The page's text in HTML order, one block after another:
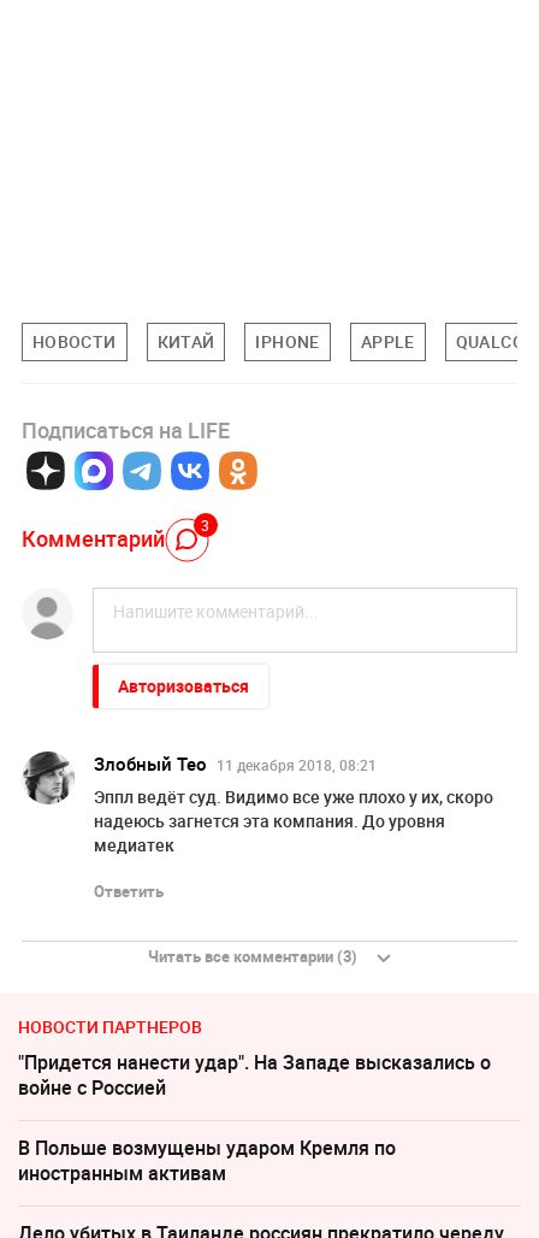
НОВОСТИ КИТАЙ IPHONE APPLE
Подписаться на LIFE
Комментарий 3
Авторизоваться
Злобный Тео 11 декабря 2018, 08:21
Эппл ведёт суд. Видимо все уже плохо у их, скоро
надеюсь загнется эта компания. До уровня
медиатек
Ответить
Читать все комментарии (3)
НОВОСТИ ПАРТНЕРОВ
"Придется нанести удар". На Западе высказались о
войне с Россией
В Польше возмущены ударом Кремля по
иностранным активам